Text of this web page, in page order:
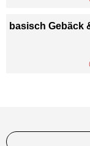
basisch Gebäck